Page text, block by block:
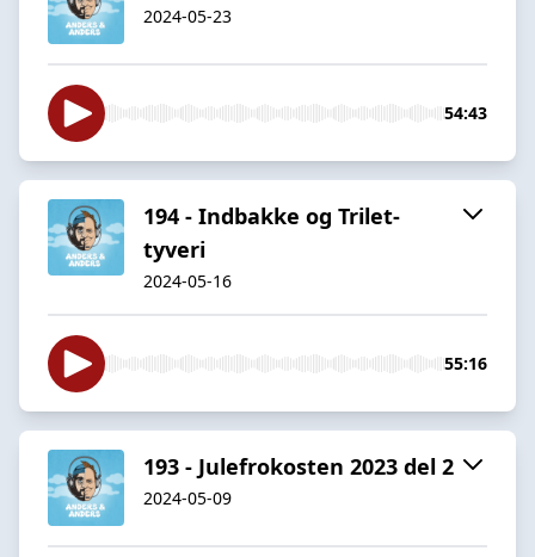
2024-05-23
54:43
194 - Indbakke og Trilet-
tyveri
2024-05-16
55:16
193 - Julefrokosten 2023 del 2
2024-05-09